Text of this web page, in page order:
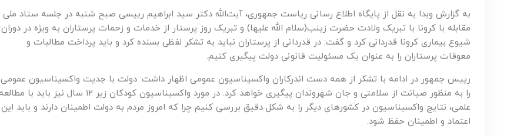
به گزارش وبدا به نقل از پایگاه اطلاع رسانی ریاست جمهوری، آیت‌الله دکتر سید ابراهیم رییسی صبح شنبه در جلسه ستاد ملی
مقابله با کرونا با تبریک ولادت حضرت زینب(سلام الله علیها) و تبریک روز پرستار از خدمات و زحمات پرستاران به ویژه در دوران
شیوع بیماری کرونا قدردانی کرد و گفت: در قدردانی از پرستاران نباید به تشکر لفظی بسنده کرد و باید پرداخت مطالبات و
معوقات پرستاران را به عنوان یک مسئولیت قانونی دولت پیگیری کنیم.
رییس جمهور در ادامه با تشکر از همه دست اندرکاران واکسیناسیون عمومی اظهار داشت: دولت با جدیت واکسیناسیون عمومی
را به منظور صیانت از سلامتی و جان شهروندان پیگیری خواهد کرد. در مورد واکسیناسیون کودکان زیر ۱۲ سال نیز باید با
علمی، نتایج واکسیناسیون در کشورهای دیگر را به شکل دقیق بررسی کنیم چرا که امروز مردم به دولت اطمینان دارند و باید این
اعتماد و اطمینان حفظ شود.